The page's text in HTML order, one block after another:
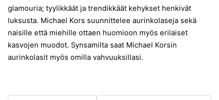
glamouria; tyylikkäät ja trendikkäät kehykset henkivät
luksusta. Michael Kors suunnittelee aurinkolaseja sekä
naisille että miehille ottaen huomioon myös erilaiset
kasvojen muodot. Synsamilta saat Michael Korsin
aurinkolasit myös omilla vahvuuksillasi.